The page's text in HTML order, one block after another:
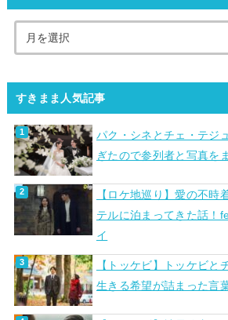
すきまま人気記事
パク・シネとチェ・テジ
ぎたので参列者と写真を
【ロケ地巡り】愛の不時
テルに泊まってきた話！
イ
【トッケビ】トッケビと
生きる希望が詰まった言